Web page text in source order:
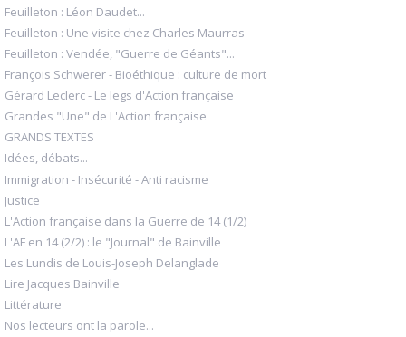
Feuilleton : Léon Daudet...
Feuilleton : Une visite chez Charles Maurras
Feuilleton : Vendée, "Guerre de Géants"...
François Schwerer - Bioéthique : culture de mort
Gérard Leclerc - Le legs d'Action française
Grandes "Une" de L'Action française
GRANDS TEXTES
Idées, débats...
Immigration - Insécurité - Anti racisme
Justice
L'Action française dans la Guerre de 14 (1/2)
L'AF en 14 (2/2) : le "Journal" de Bainville
Les Lundis de Louis-Joseph Delanglade
Lire Jacques Bainville
Littérature
Nos lecteurs ont la parole...